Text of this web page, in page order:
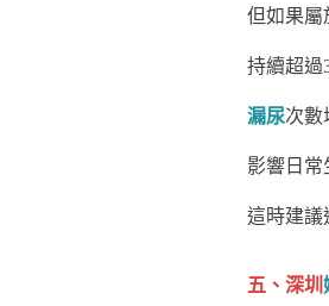
但如果屬
持續超過
漏尿次數
影響日常
這時建議
五、深圳